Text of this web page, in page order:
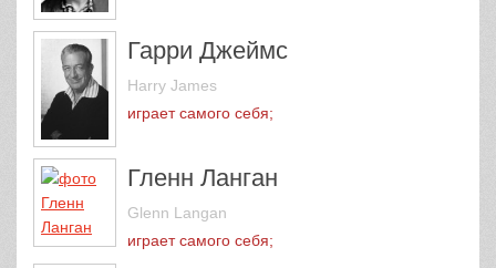
Гарри Джеймс
Harry James
играет самого себя;
Гленн Ланган
Glenn Langan
играет самого себя;